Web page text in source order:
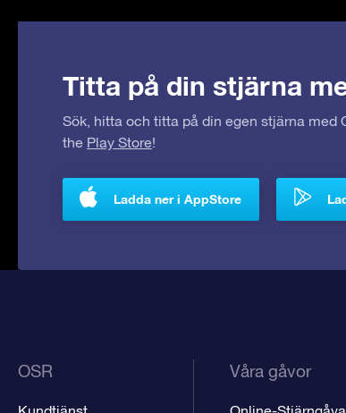
Titta på din stjärna
Sök, hitta och titta på din egen stjärna med
the Play Store!
Ladda ner i AppStore
OSR Våra gåvor